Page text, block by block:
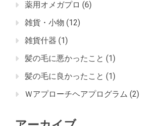
薬用オメガプロ (6)
雑貨・小物 (12)
雑貨什器 (1)
髪の毛に悪かったこと (1)
髪の毛に良かったこと (1)
Ｗアプローチヘアプログラム (2)